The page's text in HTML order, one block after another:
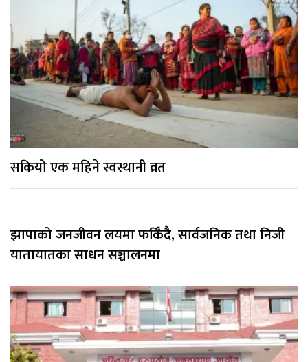
सकियो एक महिने स्वस्थानी व्रत
झापाको जनजीवन लयमा फर्किँदै, सार्वजनिक तथा निजी
यातायातका साधन सञ्चालनमा